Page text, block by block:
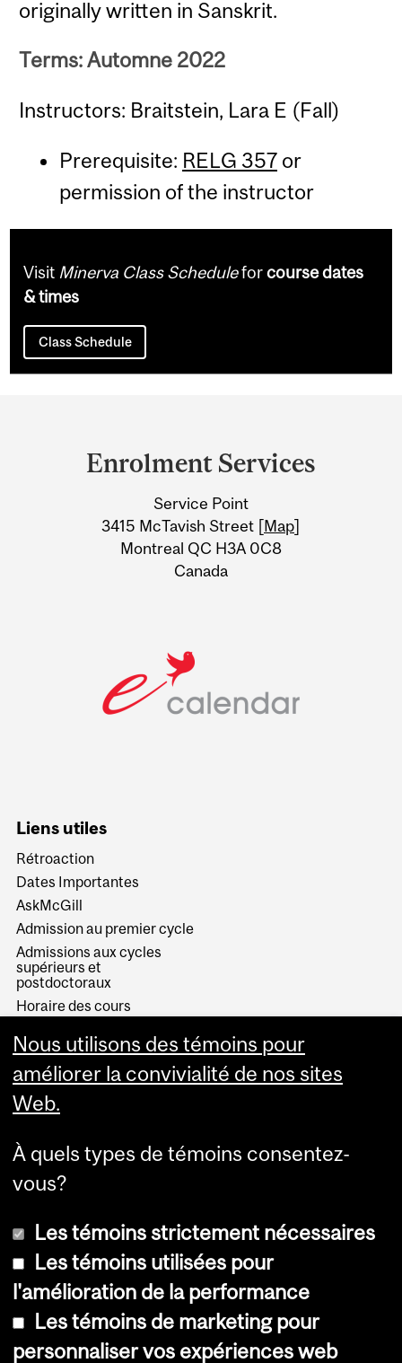
originally written in Sanskrit.
Terms: Automne 2022
Instructors: Braitstein, Lara E (Fall)
Prerequisite: RELG 357or
permission of the instructor
Visit Minerva Class Scheduleforcourse dates
& times
Class Schedule
Information
Enrolment Services
Service Point
3415 McTavish Street [Map]
Montreal QC H3A 0C8
Canada
Liens utiles
Rétroaction
Dates Importantes
AskMcGill
Admission au premier cycle
Admissions aux cycles
supérieurs et
postdoctoraux
Horaire des cours
Services aux étudiants
© Université McGill, 2026
Accessibilité
Nous utilisons des témoins pour
améliorer la convivialité de nos sites
Web.
À quels types de témoins consentez-
vous?
Les témoins strictement nécessaires
Les témoins utilisées pour
l'amélioration de la performance
Les témoins de marketing pour
personnaliser vos expériences web